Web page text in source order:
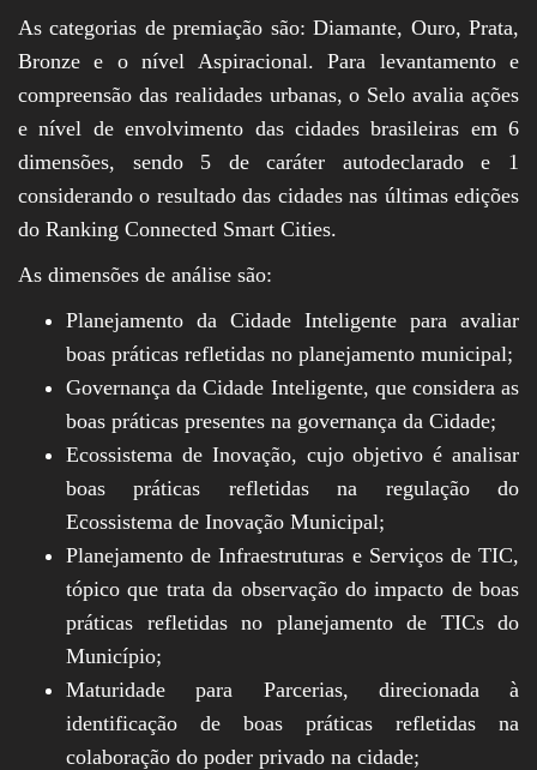
As categorias de premiação são: Diamante, Ouro, Prata,
Bronze e o nível Aspiracional. Para levantamento e
compreensão das realidades urbanas, o Selo avalia ações
e nível de envolvimento das cidades brasileiras em 6
dimensões, sendo 5 de caráter autodeclarado e 1
considerando o resultado das cidades nas últimas edições
do Ranking Connected Smart Cities.
As dimensões de análise são:
Planejamento da Cidade Inteligente para avaliar
boas práticas refletidas no planejamento municipal;
Governança da Cidade Inteligente, que considera as
boas práticas presentes na governança da Cidade;
Ecossistema de Inovação, cujo objetivo é analisar
boas práticas refletidas na regulação do
Ecossistema de Inovação Municipal;
Planejamento de Infraestruturas e Serviços de TIC,
tópico que trata da observação do impacto de boas
práticas refletidas no planejamento de TICs do
Município;
Maturidade para Parcerias, direcionada à
identificação de boas práticas refletidas na
colaboração do poder privado na cidade;